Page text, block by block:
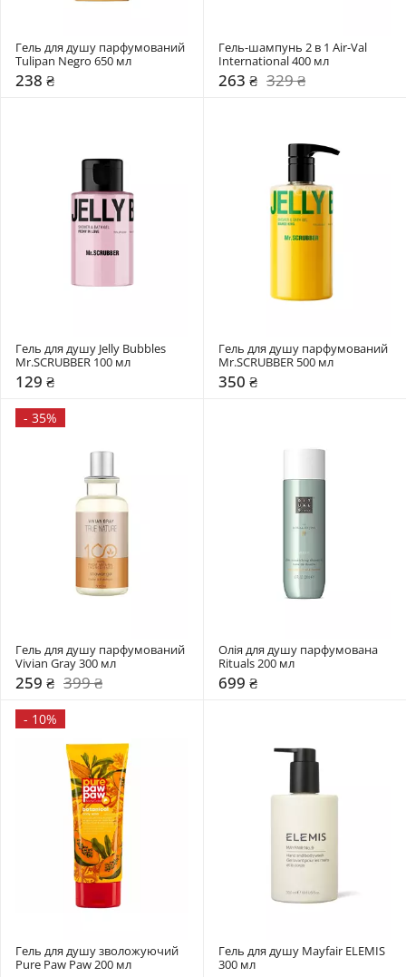
Гель для душу парфумований
Tulipan Negro 650 мл
238 ₴
Гель-шампунь 2 в 1 Air-Val
International 400 мл
263 ₴ 329 ₴
Гель для душу Jelly Bubbles
Mr.SCRUBBER 100 мл
129 ₴
Гель для душу парфумований
Mr.SCRUBBER 500 мл
350 ₴
- 35%
Гель для душу парфумований
Vivian Gray 300 мл
259 ₴ 399 ₴
Олія для душу парфумована
Rituals 200 мл
699 ₴
- 10%
Гель для душу зволожуючий
Pure Paw Paw 200 мл
Гель для душу Mayfair ELEMIS
300 мл